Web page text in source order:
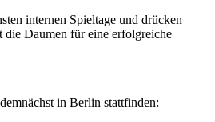
internen Spieltage und drücken
die Daumen für eine erfolgreiche
in Berlin stattfinden: